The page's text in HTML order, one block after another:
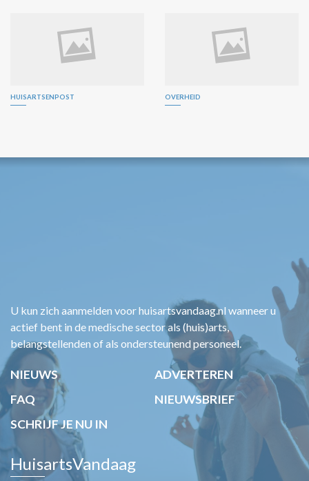
HUISARTSENPOST OVERHEID
U kun zich aanmelden voor huisartsvandaag.nl wanneer u
actief bent in de medische sector als (huis)arts,
belangstellenden of als ondersteunend personeel.
NIEUWS
ADVERTEREN
FAQ
NIEUWSBRIEF
SCHRIJF JE NU IN
HuisartsVandaag